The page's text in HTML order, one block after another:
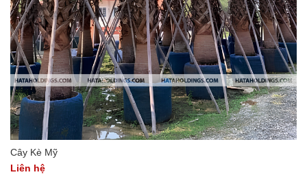
Cây Kè Mỹ
Liên hệ